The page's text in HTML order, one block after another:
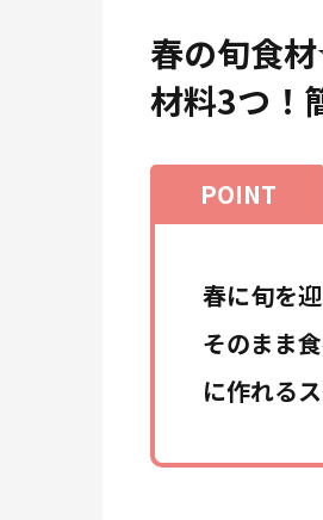
春の旬食
材料3つ！
春に旬を
そのまま
に作れる